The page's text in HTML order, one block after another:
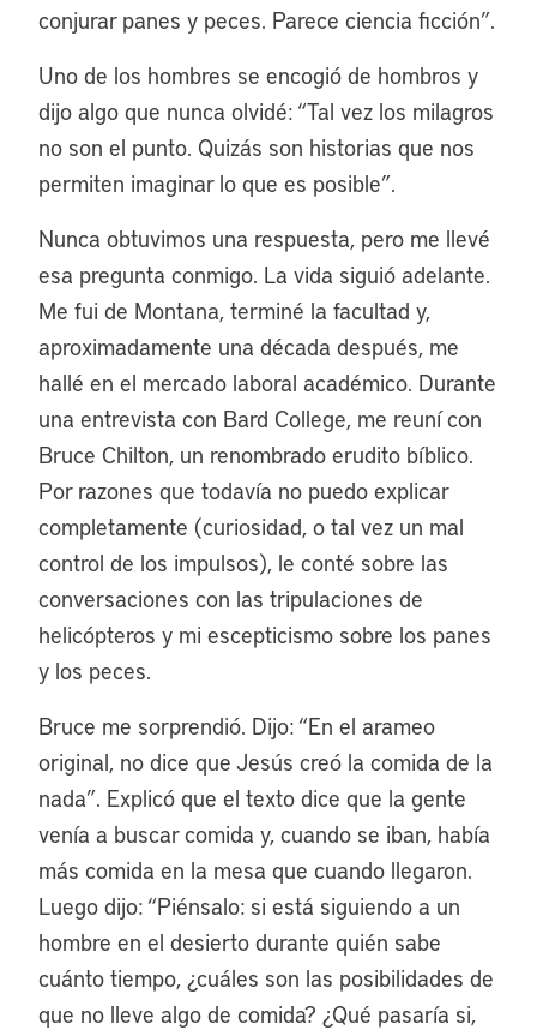
conjurar panes y peces. Parece ciencia ficción”.
Uno de los hombres se encogió de hombros y
dijo algo que nunca olvidé: “Tal vez los milagros
no son el punto. Quizás son historias que nos
permiten imaginar lo que es posible”.
Nunca obtuvimos una respuesta, pero me llevé
esa pregunta conmigo. La vida siguió adelante.
Me fui de Montana, terminé la facultad y,
aproximadamente una década después, me
hallé en el mercado laboral académico. Durante
una entrevista con Bard College, me reuní con
Bruce Chilton, un renombrado erudito bíblico.
Por razones que todavía no puedo explicar
completamente (curiosidad, o tal vez un mal
control de los impulsos), le conté sobre las
conversaciones con las tripulaciones de
helicópteros y mi escepticismo sobre los panes
y los peces.
Bruce me sorprendió. Dijo: “En el arameo
original, no dice que Jesús creó la comida de la
nada”. Explicó que el texto dice que la gente
venía a buscar comida y, cuando se iban, había
más comida en la mesa que cuando llegaron.
Luego dijo: “Piénsalo: si está siguiendo a un
hombre en el desierto durante quién sabe
cuánto tiempo, ¿cuáles son las posibilidades de
que no lleve algo de comida? ¿Qué pasaría si,